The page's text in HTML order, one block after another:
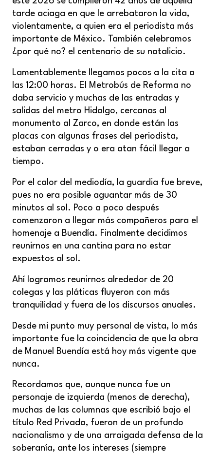
tarde aciaga en que le arrebataron la vida,
violentamente, a quien era el periodista más
importante de México. También celebramos
¿por qué no? el centenario de su natalicio.
Lamentablemente llegamos pocos a la cita a
las 12:00 horas. El Metrobús de Reforma no
daba servicio y muchas de las entradas y
salidas del metro Hidalgo, cercanas al
monumento al Zarco, en donde están las
placas con algunas frases del periodista,
estaban cerradas y o era atan fácil llegar a
tiempo.
Por el calor del mediodía, la guardia fue breve,
pues no era posible aguantar más de 30
minutos al sol. Poco a poco después
comenzaron a llegar más compañeros para el
homenaje a Buendía. Finalmente decidimos
reunirnos en una cantina para no estar
expuestos al sol.
Ahí logramos reunirnos alrededor de 20
colegas y las pláticas fluyeron con más
tranquilidad y fuera de los discursos anuales.
Desde mi punto muy personal de vista, lo más
importante fue la coincidencia de que la obra
de Manuel Buendía está hoy más vigente que
nunca.
Recordamos que, aunque nunca fue un
personaje de izquierda (menos de derecha),
muchas de las columnas que escribió bajo el
título Red Privada, fueron de un profundo
nacionalismo y de una arraigada defensa de la
soberanía, ante los intereses (siempre